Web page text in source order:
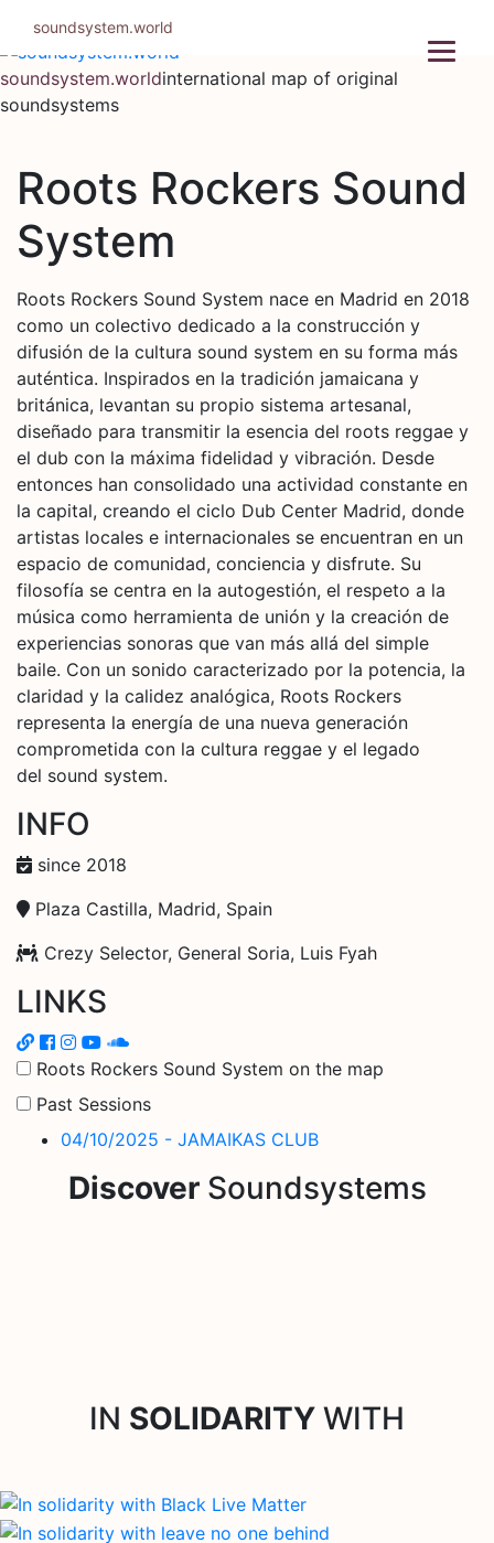
content
soundsystem.worldinternational map of original
soundsystems
Roots Rockers Sound
System
Roots Rockers Sound System nace en Madrid en 2018
como un colectivo dedicado a la construcción y
difusión de la cultura sound system en su forma más
auténtica. Inspirados en la tradición jamaicana y
británica, levantan su propio sistema artesanal,
diseñado para transmitir la esencia del roots reggae y
el dub con la máxima fidelidad y vibración. Desde
entonces han consolidado una actividad constante en
la capital, creando el ciclo Dub Center Madrid, donde
artistas locales e internacionales se encuentran en un
espacio de comunidad, conciencia y disfrute. Su
filosofía se centra en la autogestión, el respeto a la
música como herramienta de unión y la creación de
experiencias sonoras que van más allá del simple
baile. Con un sonido caracterizado por la potencia, la
claridad y la calidez analógica, Roots Rockers
representa la energía de una nueva generación
comprometida con la cultura reggae y el legado
del sound system.
INFO
since 2018
Plaza Castilla, Madrid, Spain
Crezy Selector, General Soria, Luis Fyah
LINKS
Roots Rockers Sound System on the map
Past Sessions
04/10/2025 - JAMAIKAS CLUB
DiscoverSoundsystems
IN SOLIDARITY WITH
soundsystem.world